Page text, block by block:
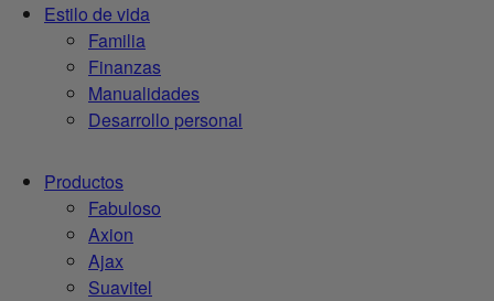
Estilo de vida
Familia
Finanzas
Manualidades
Desarrollo personal
Productos
Fabuloso
Axion
Ajax
Suavitel